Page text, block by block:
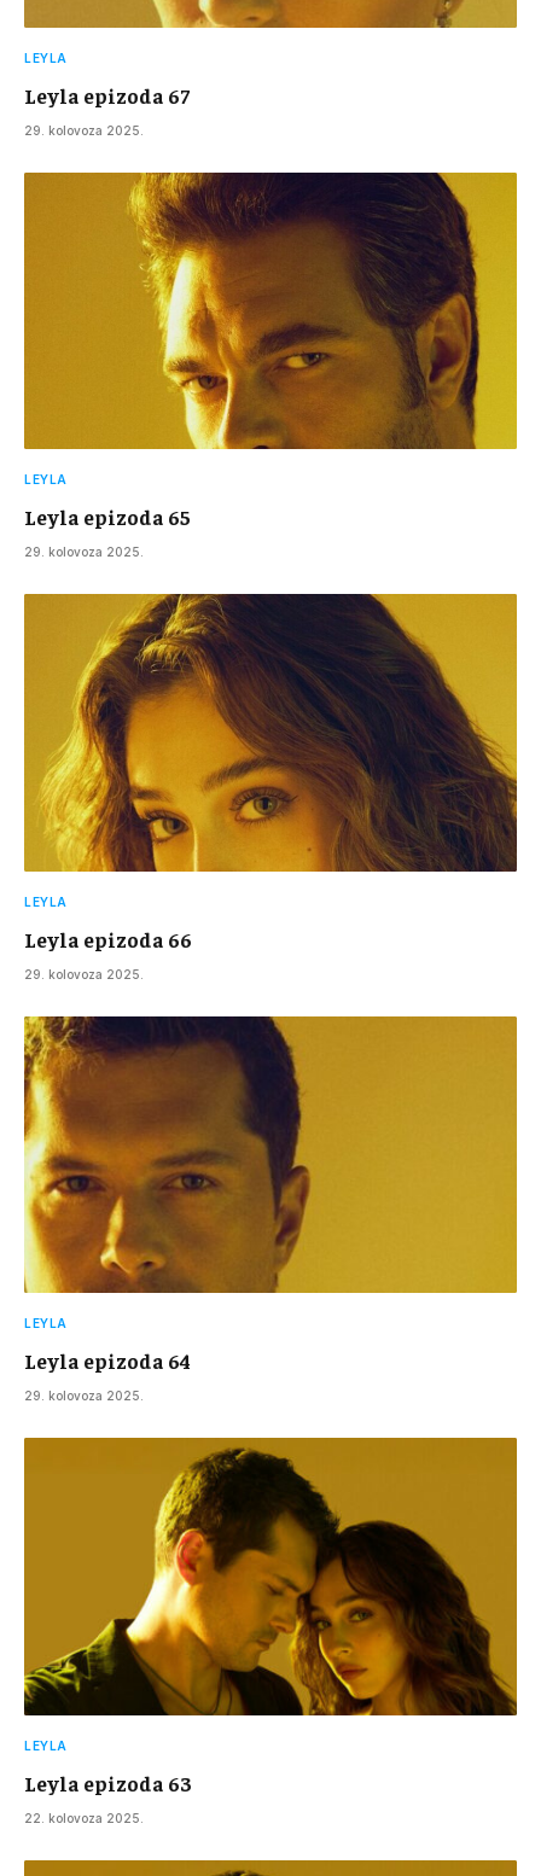
LEYLA
Leyla epizoda 67
29. kolovoza 2025.
LEYLA
Leyla epizoda 65
29. kolovoza 2025.
LEYLA
Leyla epizoda 66
29. kolovoza 2025.
LEYLA
Leyla epizoda 64
29. kolovoza 2025.
LEYLA
Leyla epizoda 63
22. kolovoza 2025.